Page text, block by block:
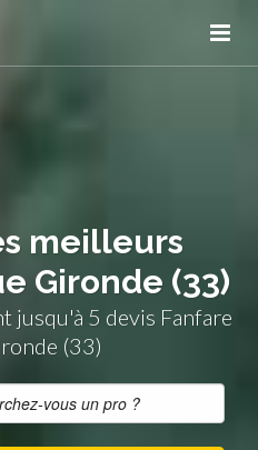
meilleurs
Gironde (33)
jusqu'à 5 devis Fanfare
(33)